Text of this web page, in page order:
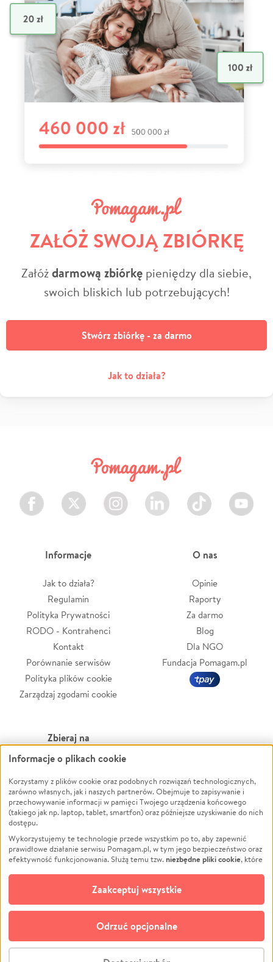
ZAŁÓŻ SWOJĄ ZBIÓRKĘ
Załóżdarmową zbiórkę pieniędzy dla siebie,
swoich bliskich lub potrzebujących!
Stwórz zbiórkę - za darmo
Jak to działa?
Facebook Twitter Instagram LinkedIn TikTok Youtube
Informacje
Jak to działa?
Regulamin
Polityka Prywatności
RODO - Kontrahenci
Kontakt
Porównanie serwisów
Polityka plików cookie
Zarządzaj zgodami cookie
O nas
Opinie
Raporty
Za darmo
Blog
Dla NGO
Fundacja Pomagam.pl
Zbieraj na
Leczenie
Zwierzęta
Pożar
Ukraina
Pomoc Finansowa
Projekty
Pogrzeb
Społeczność lokalna
Kultura
Powódź
Wichura
NGO
Edukacja
Podróż
Impreza
Ochrona środowiska
Biznes
© CROWDING SP. Z O.O.
Informacje o plikach cookie
Korzystamy z plików cookie oraz podobnych rozwiązań technologicznych,
zarówno własnych, jak i naszych partnerów. Obejmuje to zapisywanie i
przechowywanie informacji w pamięci Twojego urządzenia końcowego
(takiego jak np. laptop, tablet, smartfon) oraz późniejsze uzyskiwanie do nich
dostępu.
Wykorzystujemy te technologie przede wszystkim po to, aby zapewnić
prawidłowe działanie serwisu Pomagam.pl, w tym jego bezpieczeństwo oraz
efektywność funkcjonowania. Służą temu tzw.niezbędne pliki cookie, które
opcjonalnych plików cookie
technologii do celów analitycznych i retargetingowych. Możesz wyrazić
zgodę na ich stosowanie lub jej odmówić. W dowolnym momencie masz
możliwość zmiany swoich preferencji na stronie „Zarządzaj zgodami cookie”,
do której link znajdziesz w stopce serwisu Pomagam.pl. Opcjonalne pliki
cookie wykorzystywane są w następujących celach:
Odrzuć opcjonalne
Zaakceptuj wszystkie